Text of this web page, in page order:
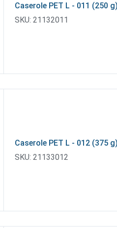
Caserole PET L - 011 (250
SKU: 21132011
Caserole PET L - 012 (375
SKU: 21133012